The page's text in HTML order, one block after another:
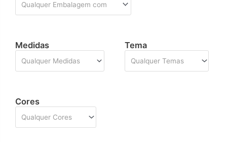
Qualquer Embalagem com
Medidas
Qualquer Medidas
Tema
Qualquer Temas
Cores
Qualquer Cores